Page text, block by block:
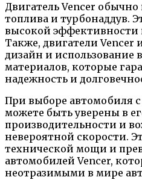
Двигатель Vencer
топлива и турбонаддув.
высокой эффективности
Также, двигатели
дизайн и использование
материалов, которые
надежность и
При выборе автомобиля
можете быть уверены в
производительности и
невероятной скорости.
технической мощи и
автомобилей Vencer,
неотразимыми в мире